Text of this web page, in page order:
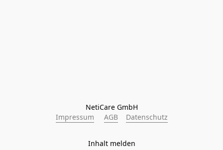
NetiCare GmbH
Impressum
AGB Datenschutz
Inhalt melden